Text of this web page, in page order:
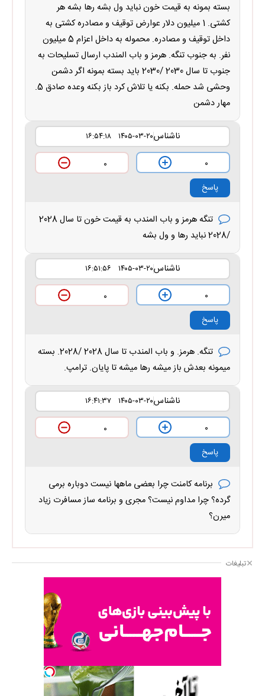
بسته بمونه به قیمت خون نباید ول بشه رها بشه هر
کشتی. 1 میلیون دلار عوارض توقیف و مصادره کشتی به
داخل توقیف و مصادره. محموله به داخل اعزام 5 میلیون
نفر. به جنوب تنگه. هرمز و باب المندب ارسال تسلیحات به
جنوب تا سال 2030 /2030 باید بسته بمونه اگر دشمن
وحشی شد حمله. بکنه یا تلاش کرد باز بکنه وعده صادق 5.
مهار دشمن
ناشناس۱۴۰۵-۰۳-۲۰ ۱۶:۵۴:۱۸
۰
۰
پاسخ
تنگه هرمز و باب المندب به قیمت خون تا سال 2028
/2028 نباید رها و ول بشه
ناشناس۱۴۰۵-۰۳-۲۰ ۱۶:۵۱:۵۶
۰
۰
پاسخ
تنگه. هرمز. و باب المندب تا سال 2028 /2028. بسته
میمونه بعدش باز میشه رها میشه تا پایان. ترامپ.
ناشناس۱۴۰۵-۰۳-۲۰ ۱۶:۴۱:۳۷
۰
۰
پاسخ
برنامه کامنت چرا بعضی ماهها نیست دوباره برمی
گرده؟ چرا مداوم نیست؟ مجری و برنامه ساز مسافرت زیاد
میرن؟
تبلیغات